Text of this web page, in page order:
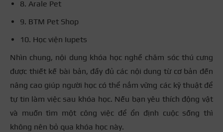
8. Arale Pet
9. BTM Pet Shop
10. Học viện Iupets
Nhìn chung, nội dung khóa học nghề chăm sóc thú cưng
được thiết kế bài bản, đầy đủ các nội dung từ cơ bản đến
nâng cao giúp người học có thể nắm vững các kỹ thuật để
tự tin làm việc sau khóa học. Nếu bạn yêu thích động vật
và muốn tìm một công việc để ổn định cuộc sống thì
không nên bỏ qua khóa học này.